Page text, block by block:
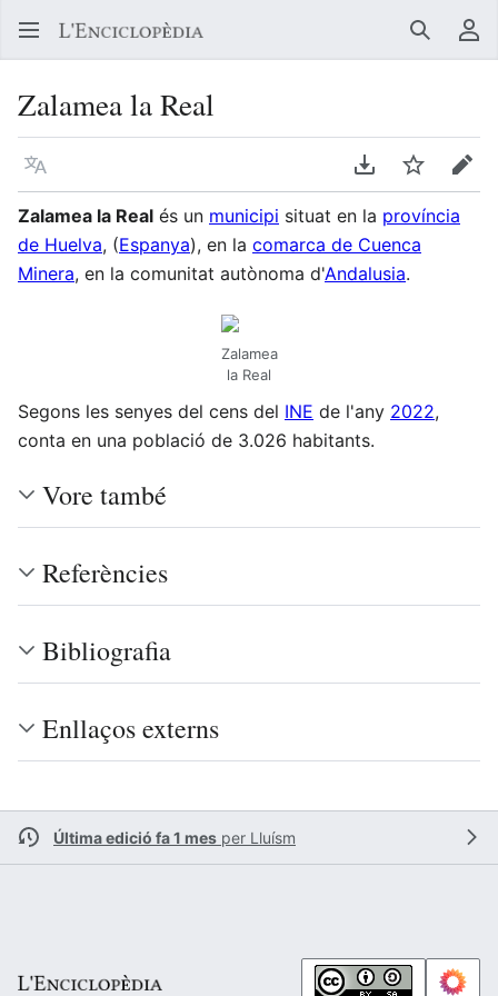
Buscar
Zalamea la Real
Llegir en un atre idioma Descarregar en
Vigilar
Zalamea la Real és un municipi situat en la província
de Huelva, (Espanya), en la comarca de Cuenca
Minera, en la comunitat autònoma d'Andalusia.
Zalamea
la Real
Segons les senyes del cens del INE de l'any 2022,
conta en una població de 3.026 habitants.
Vore també
Referències
Bibliografia
Enllaços externs
Última edició fa 1 mes per Lluísm